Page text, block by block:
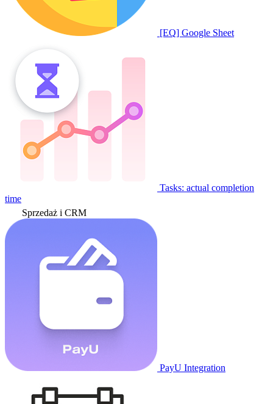
[EQ] Google Sheet
Tasks: actual completion
time
Sprzedaż i CRM
PayU Integration